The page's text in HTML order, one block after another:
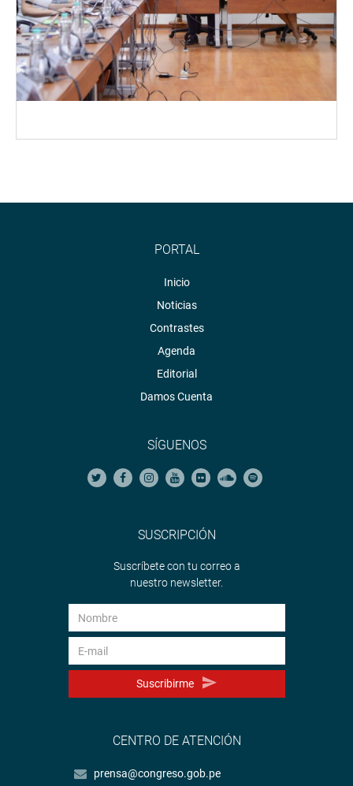
PORTAL
Inicio
Noticias
Contrastes
Agenda
Editorial
Damos Cuenta
SÍGUENOS
SUSCRIPCIÓN
Suscríbete con tu correo a
nuestro newsletter.
Suscribirme
CENTRO DE ATENCIÓN
prensa@congreso.gob.pe